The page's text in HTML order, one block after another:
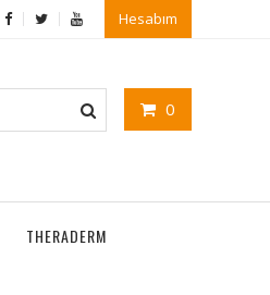
Hesabım
0
THERADERM